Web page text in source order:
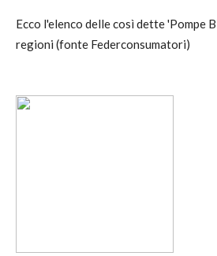
Ecco l'elenco delle così dette 'Pompe
regioni (fonte Federconsumatori)